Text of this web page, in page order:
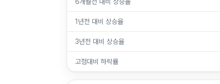
1년전 대비 상승율
3년전 대비 상승율
고점대비 하락률